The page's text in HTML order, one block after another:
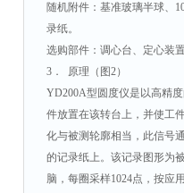
随机附件：基准玻璃半球、
录纸。
选购部件：调心台、定心装
3． 原理（图2）
YD200A型圆度仪是以高精
件放置在该转台上，并使工
化与被测轮廓相当，此信号
的记录纸上。该记录图形为
脑，每圈采样1024点，按应